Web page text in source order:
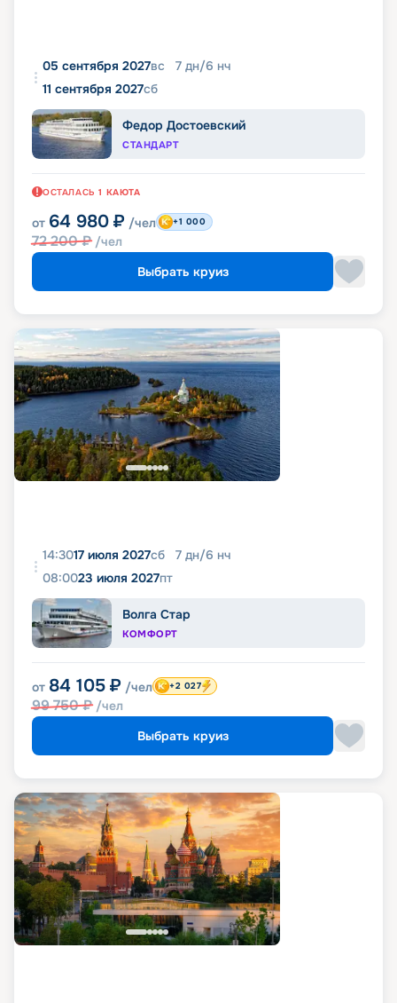
05 сентября 2027вс 7 дн/6 нч
11 сентября 2027сб
Федор Достоевский
СТАНДАРТ
ОСТАЛАСЬ 1 КАЮТА
от 64 980 ₽ /чел
72 200₽ /чел
+1 000
Выбрать круиз
14:3017 июля 2027сб 7 дн/6 нч
08:0023 июля 2027пт
Волга Стар
КОМФОРТ
от 84 105 ₽ /чел
99 750₽ /чел
+2 027
Выбрать круиз